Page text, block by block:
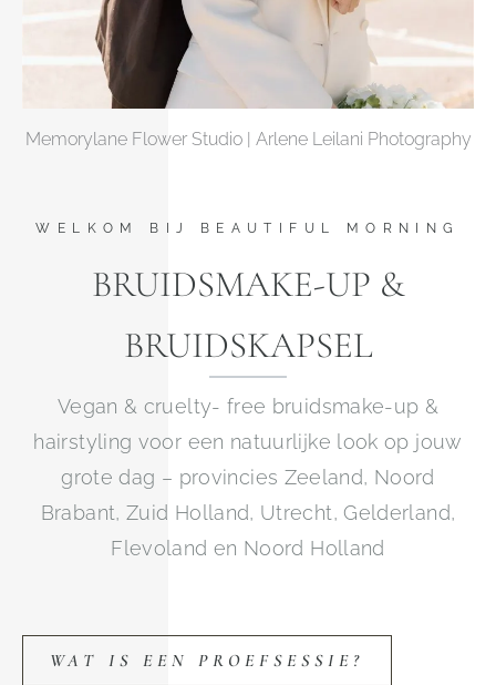
Memorylane Flower Studio | Arlene Leilani Photography
WELKOM BIJ BEAUTIFUL MORNING
BRUIDSMAKE-UP &
BRUIDSKAPSEL
Vegan & cruelty- free bruidsmake-up &
hairstyling voor een natuurlijke look op jouw
grote dag – provincies Zeeland, Noord
Brabant, Zuid Holland, Utrecht, Gelderland,
Flevoland en Noord Holland
WAT IS EEN PROEFSESSIE?